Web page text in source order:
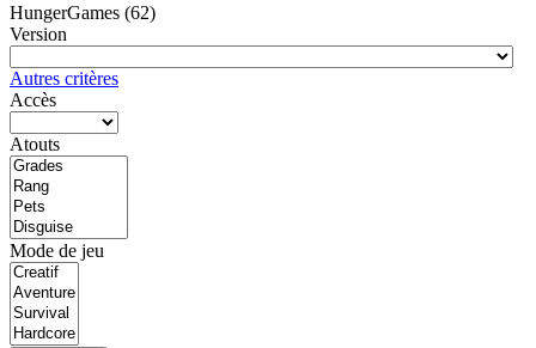
HungerGames (62)
Version
Autres critères
Accès
Atouts
Mode de jeu